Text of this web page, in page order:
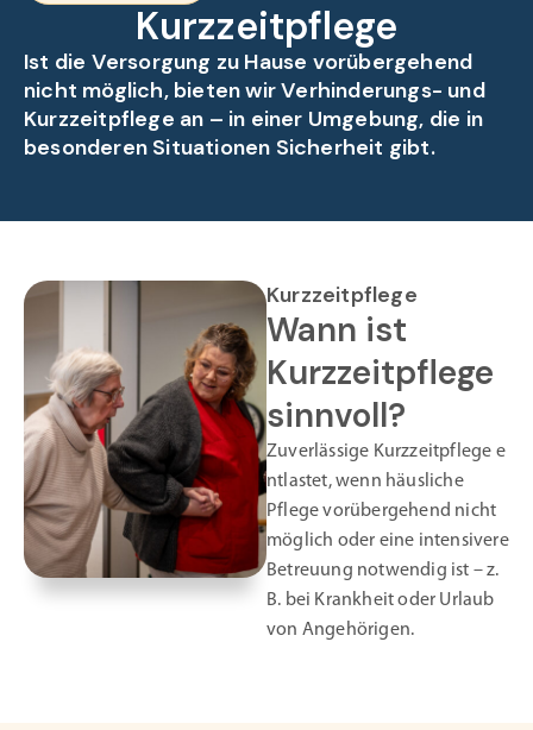
Kurzzeitpflege
Ist die Versorgung zu Hause vorübergehend
nicht möglich, bieten wir Verhinderungs- und
Kurzzeitpflege an – in einer Umgebung, die in
besonderen Situationen Sicherheit gibt.
Kurzzeitpflege
Wann ist
Kurzzeitpflege
sinnvoll?
Zuverlässige Kurzzeitpflege e
ntlastet, wenn häusliche
Pflege vorübergehend nicht
möglich oder eine intensivere
Betreuung notwendig ist – z.
B. bei Krankheit oder Urlaub
von Angehörigen.